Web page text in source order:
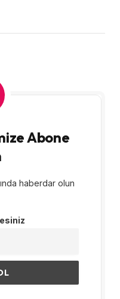
Abone
haberdar olun